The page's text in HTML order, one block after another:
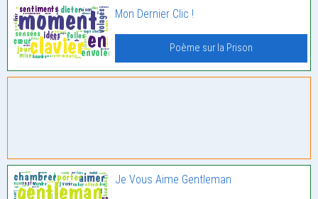
Mon Dernier Clic !
Poème sur la Prison
Je Vous Aime Gentleman